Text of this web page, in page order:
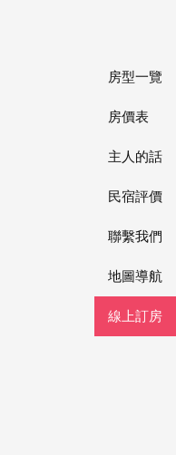
房型一覽
房價表
主人的話
民宿評價
聯繫我們
地圖導航
線上訂房